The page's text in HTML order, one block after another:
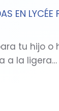
EN LYCÉE
tu hijo o
a la ligera…